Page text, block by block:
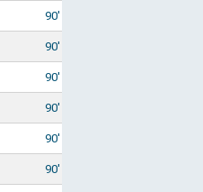
90'
90'
90'
90'
90'
90'